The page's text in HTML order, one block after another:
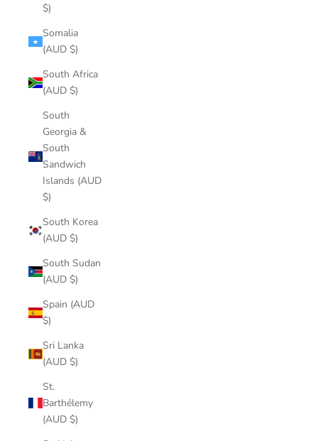
$)
Somalia
(AUD $)
South Africa
(AUD $)
South
Georgia &
South
Sandwich
Islands (AUD
$)
South Korea
(AUD $)
South Sudan
(AUD $)
Spain (AUD
$)
Sri Lanka
(AUD $)
St.
Barthélemy
(AUD $)